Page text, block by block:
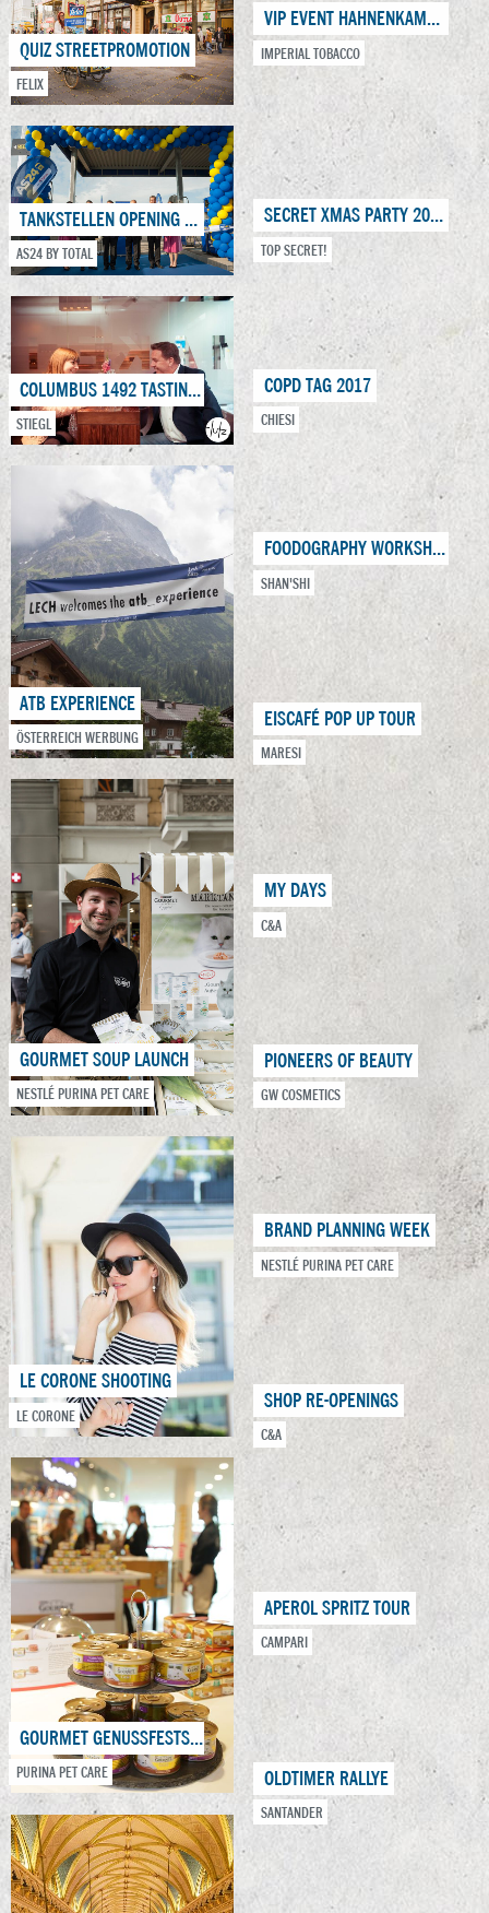
QUIZ STREETPROMOTION
FELIX
TANKSTELLEN OPENING SUBEN
AS24 BY TOTAL
COLUMBUS 1492 TASTING-TOUR
STIEGL
ATB EXPERIENCE
ÖSTERREICH WERBUNG
GOURMET SOUP LAUNCH
NESTLÉ PURINA PET CARE
LE CORONE SHOOTING
LE CORONE
GOURMET GENUSSFESTSPIELE
PURINA PET CARE
VIP EVENT HAHNENKAMMRENNEN
IMPERIAL TOBACCO
SECRET XMAS PARTY 2017
TOP SECRET!
COPD TAG 2017
CHIESI
FOODOGRAPHY WORKSHOP
SHAN'SHI
EISCAFÉ POP UP TOUR
MARESI
MY DAYS
C&A
PIONEERS OF BEAUTY
GW COSMETICS
BRAND PLANNING WEEK
NESTLÉ PURINA PET CARE
SHOP RE-OPENINGS
C&A
APEROL SPRITZ TOUR
CAMPARI
OLDTIMER RALLYE
SANTANDER